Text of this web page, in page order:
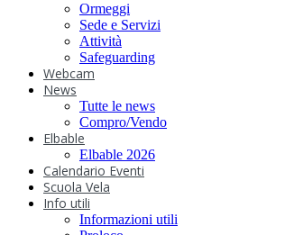
Ormeggi
Sede e Servizi
Attività
Safeguarding
Webcam
News
Tutte le news
Compro/Vendo
Elbable
Elbable 2026
Calendario Eventi
Scuola Vela
Info utili
Informazioni utili